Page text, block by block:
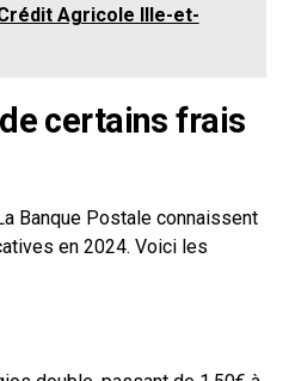
Agricole Ille-et-
certains frais
Banque Postale connaissent
en 2024. Voici les